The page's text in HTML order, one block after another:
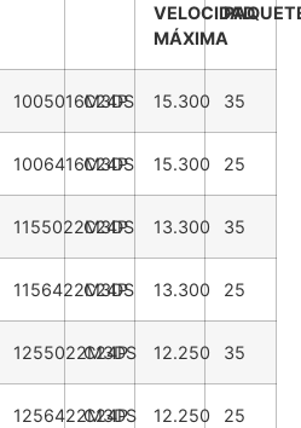
VELOCIDAD
MÁXIMA
1005016M3DS
C24P 15.300 35
1006416M3DS
C24P 15.300 25
1155022M3DS
C24P 13.300 35
1156422M3DS
C24P 13.300 25
1255022M3DS
C24P 12.250 35
1256422M3DS
C24P 12.250 25